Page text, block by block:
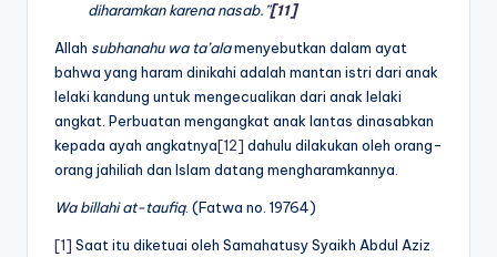
diharamkan karena nasab.”[11]
Allah subhanahu wa ta’alamenyebutkan dalam ayat
bahwa yang haram dinikahi adalah mantan istri dari anak
lelaki kandung untuk mengecualikan dari anak lelaki
angkat. Perbuatan mengangkat anak lantas dinasabkan
kepada ayah angkatnya[12] dahulu dilakukan oleh orang-
orang jahiliah dan Islam datang mengharamkannya.
Wa billahi at-taufiq. (Fatwa no. 19764)
[1] Saat itu diketuai oleh Samahatusy Syaikh Abdul Aziz